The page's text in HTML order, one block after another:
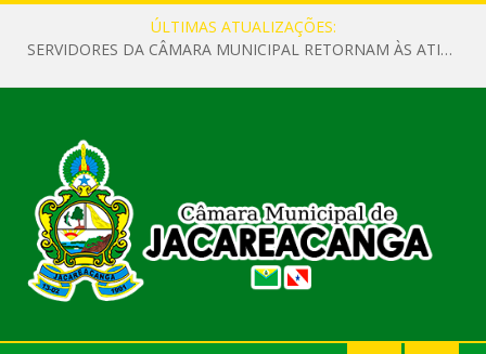
ÚLTIMAS ATUALIZAÇÕES:
SERVIDORES DA CÂMARA MUNICIPAL RETORNAM ÀS ATIVIDADES APÓS O RECESSO PARLAMENTAR